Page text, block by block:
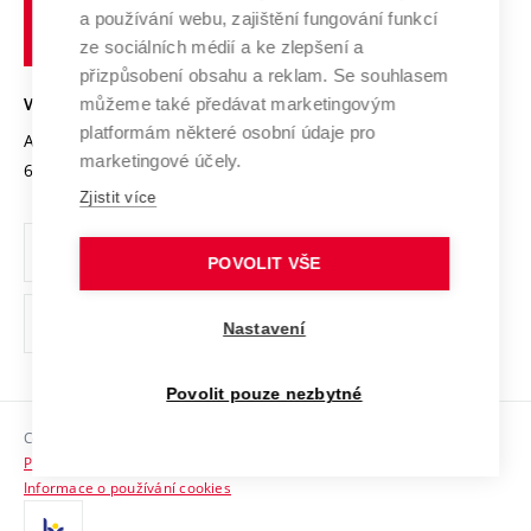
Transfer znalostí
Open Science
Projekty
Projekty ze strukturálních fondů
Specifický výzkum
Mezinárodní dohody
Univerzitní sítě
Podnikavá univerzita / ContriBUTe
Bezpečná univerzita
Vyznamenání
Organizační struktura
Ochrana osobních údajů
odkaz)
Sociální bezpečí
HR Award
technické
Brně
VYSOKÉ UČENÍ TECHNICKÉ V BRNĚ
Antonínská 548/1
602 00 Brno
www.vut.cz
vut@vutbr.cz
Copyright © 2026 VUT
Prohlášení o přístupnosti
Informace o používání cookies
a používání webu, zajištění fungování funkcí
ze sociálních médií a ke zlepšení a
přizpůsobení obsahu a reklam. Se souhlasem
můžeme také předávat marketingovým
platformám některé osobní údaje pro
marketingové účely.
Zjistit více
POVOLIT VŠE
Nastavení
Povolit pouze nezbytné